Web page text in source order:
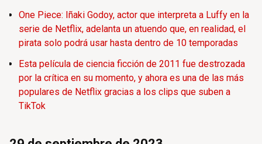
One Piece: Iñaki Godoy, actor que interpreta a Luffy en la
serie de Netflix, adelanta un atuendo que, en realidad, el
pirata solo podrá usar hasta dentro de 10 temporadas
Esta película de ciencia ficción de 2011 fue destrozada
por la crítica en su momento, y ahora es una de las más
populares de Netflix gracias a los clips que suben a
TikTok